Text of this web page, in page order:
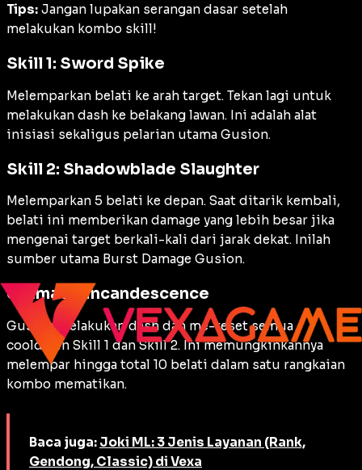
Tips: Jangan lupakan serangan dasar setelah
melakukan kombo skill!
Skill 1: Sword Spike
Melemparkan belati ke arah target. Tekan lagi untuk
melakukan dash ke belakang lawan. Ini adalah alat
inisiasi sekaligus pelarian utama Gusion.
Skill 2: Shadowblade Slaughter
Melemparkan 5 belati ke depan. Saat ditarik kembali,
belati ini memberikan damage yang lebih besar jika
mengenai target berkali-kali dari jarak dekat. Inilah
sumber utama Burst Damage Gusion.
Ultimate: Incandescence
Gusion melakukandash dan me-resetsemua
cooldown Skill 1 dan Skill 2. Ini memungkinkannya
melempar hingga total 10 belati dalam satu rangkaian
kombo mematikan.
Baca juga: Joki ML: 3 Jenis Layanan (Rank,
Gendong, Classic) di Vexa